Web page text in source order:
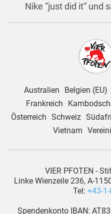
Nike “just did it“ und
Australien Belgien (EU)
Frankreich
Österreich Schweiz
Vietnam
VIER PFOTEN -
Linke Wienzeile 236, A-
Tel: +43-
Spendenkonto IBAN: